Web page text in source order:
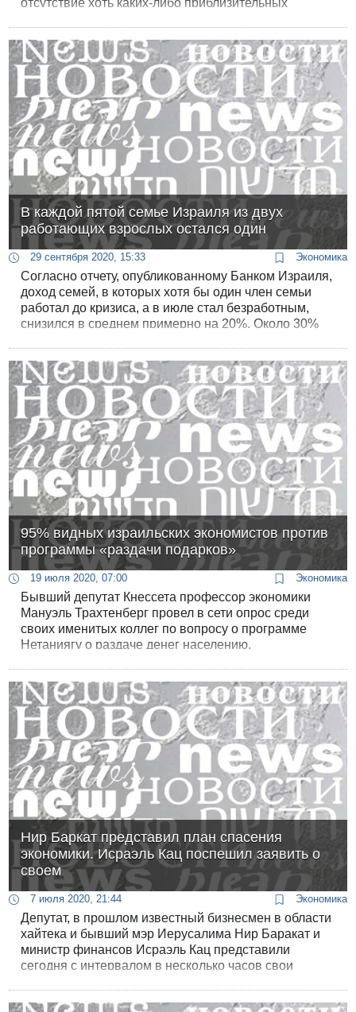
отсутствие хоть каких-либо приблизительных
В каждой пятой семье Израиля из двух
работающих взрослых остался один
29 сентября 2020, 15:33 Экономика
Согласно отчету, опубликованному Банком Израиля,
доход семей, в которых хотя бы один член семьи
работал до кризиса, а в июле стал безработным,
снизился в среднем примерно на 20%. Около 30%
95% видных израильских экономистов против
программы «раздачи подарков»
19 июля 2020, 07:00 Экономика
Бывший депутат Кнессета профессор экономики
Мануэль Трахтенберг провел в сети опрос среди
своих именитых коллег по вопросу о программе
Нетаниягу о раздаче денег населению.
Нир Баркат представил план спасения
экономики. Исраэль Кац поспешил заявить о
своем
7 июля 2020, 21:44 Экономика
Депутат, в прошлом известный бизнесмен в области
хайтека и бывший мэр Иерусалима Нир Баракат и
министр финансов Исраэль Кац представили
сегодня с интервалом в несколько часов свои